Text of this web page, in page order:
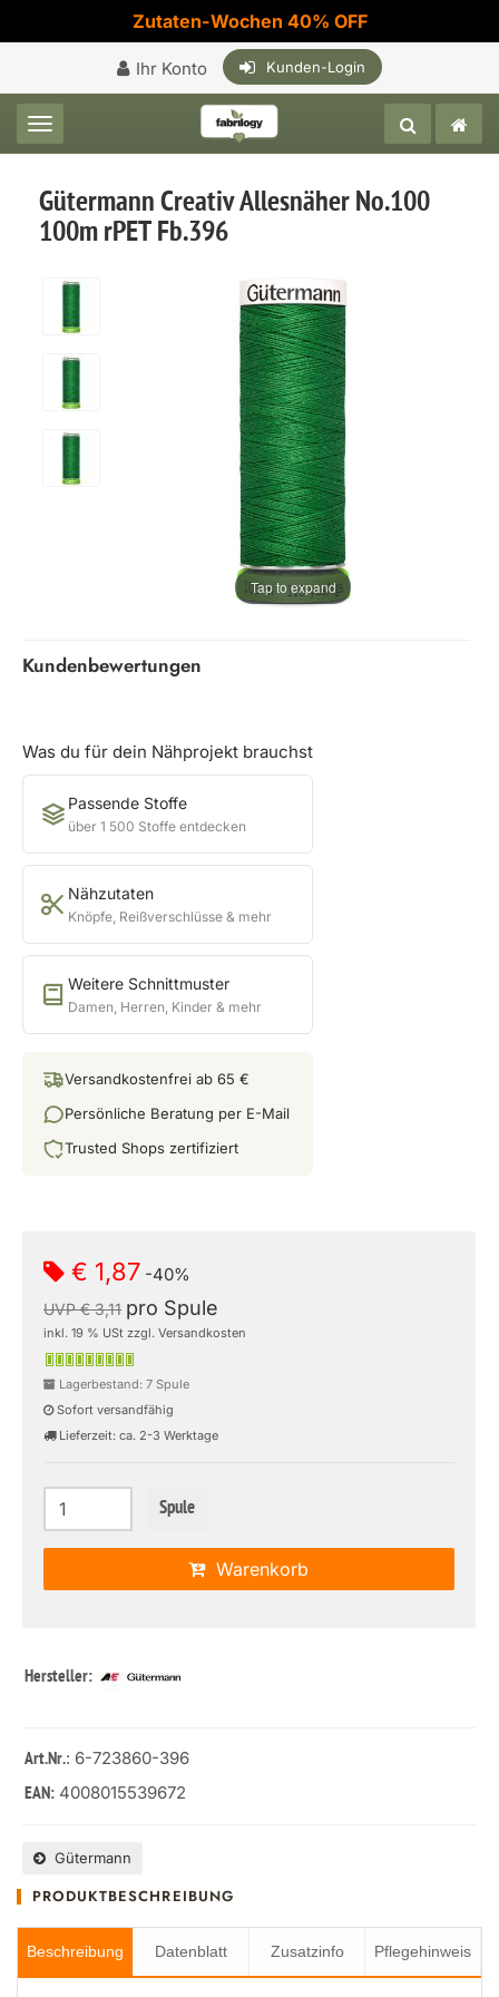
Zutaten-Wochen 40% OFF
Ihr Konto Kunden-Login
Toggle navigation
Gütermann Creativ Allesnäher No.100
100m rPET Fb.396
Tap to expand
Kundenbewertungen
Was du für dein Nähprojekt brauchst
Passende Stoffe
über 1 500 Stoffe entdecken
Nähzutaten
Knöpfe, Reißverschlüsse & mehr
Weitere Schnittmuster
Damen, Herren, Kinder & mehr
Versandkostenfrei ab 65 €
Persönliche Beratung per E-Mail
Trusted Shops zertifiziert
€ 1,87 -40%
UVP € 3,11 pro Spule
inkl. 19 % USt zzgl. Versandkosten
Lagerbestand: 7 Spule
Sofort versandfähig
Lieferzeit: ca. 2-3 Werktage
Spule
Warenkorb
Hersteller:
Art.Nr.: 6-723860-396
EAN: 4008015539672
Gütermann
PRODUKTBESCHREIBUNG
Beschreibung Datenblatt Zusatzinfo Pflegehinweis